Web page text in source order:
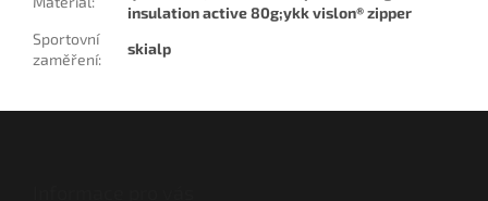
insulation active 80g;ykk vislon® zipper
Sportovní
zaměření:
skialp